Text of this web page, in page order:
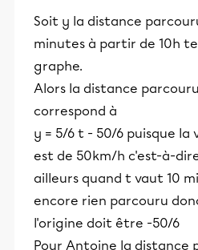
Soit y la distance
minutes à partir de 10h
graphe.
Alors la distance
correspond à
y = 5/6 t - 50/6 puisque la
est de 50km/h c'est-à-
ailleurs quand t vaut 10
encore rien parcouru
l'origine doit être -50/6
Pour Antoine la distance